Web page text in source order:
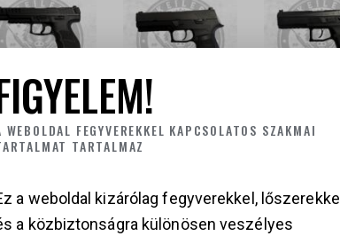
SFP-OR
SIG SAUER P320 CZ P09
WEBOLDAL FEGYVEREKKEL KAPCSOLATOS SZAKMAI
TARTALMAZ
a weboldal kizárólag fegyverekkel, lőszerekkel
a közbiztonságra különösen veszélyes